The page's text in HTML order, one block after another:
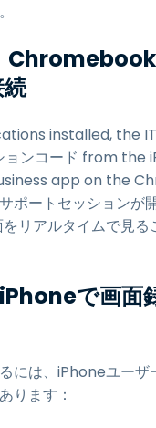
installed, the
ンコード from the
app on the
ポートセッションが
リアルタイムで見る
で画面
には、iPhoneユーザ
ります：